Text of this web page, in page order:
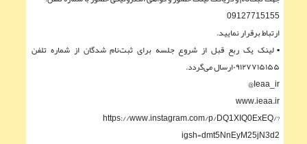
09127715155
ارتباط برقرار نمایید.
▪︎لینک یک ربع قبل از شروع جلسه برای ثبت‌نام شدگان از شماره تلفن
۰۹۱۲۷۷۱۵۱۵۵ارسال می‌گردد.
Ieaa_ir@
www.ieaa.ir
https://www.instagram.com/p/DQ1XIQ0ExEQ/?
igsh=dmt5NnEyM25jN3d2